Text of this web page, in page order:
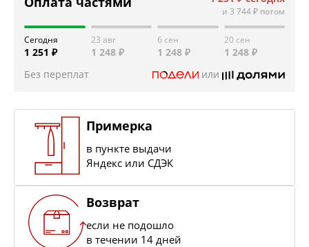
и 3 744 ₽ потом
Сегодня
1 251 ₽
23 авг
1 248 ₽
6 сен
1 248 ₽
20 сен
1 248 ₽
Без переплат
или
Примерка
в пункте выдачи
Яндекс или СДЭК
Возврат
если не подошло
в течении 14 дней